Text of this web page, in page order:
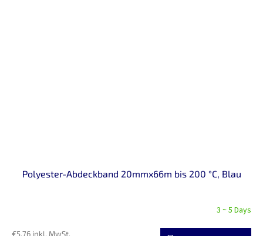
Polyester-Abdeckband 20mmx66m bis 200 °C, Blau
3 ~ 5 Days
€5,76 inkl. MwSt.